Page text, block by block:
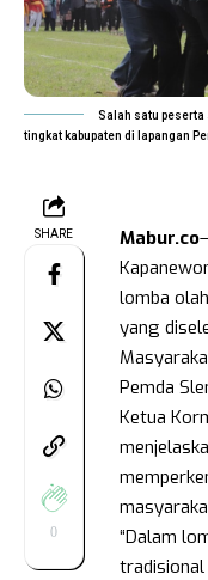
Salah satu
tingkat kabupaten di lapangan
SHARE
0
Mabur.co
lomba
yang
Pemda
Ketua
“Dalam
tradisional